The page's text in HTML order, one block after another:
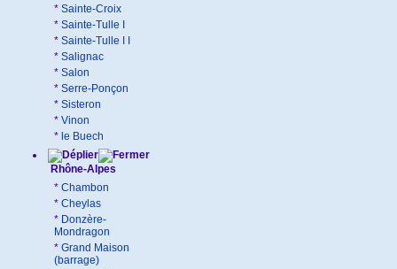
* Sainte-Croix
* Sainte-Tulle I
* Sainte-Tulle I I
* Salignac
* Salon
* Serre-Ponçon
* Sisteron
* Vinon
* le Buech
Rhône-Alpes
* Chambon
* Cheylas
* Donzère-
Mondragon
* Grand Maison
(barrage)